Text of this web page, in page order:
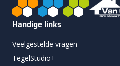
Handige links
Veelgestelde vragen
TegelStudio+